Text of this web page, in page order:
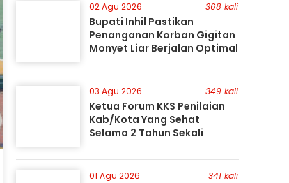
02 Agu 2026 368 kali
Bupati Inhil Pastikan
Penanganan Korban Gigitan
Monyet Liar Berjalan Optimal
03 Agu 2026 349 kali
Ketua Forum KKS Penilaian
Kab/Kota Yang Sehat
Selama 2 Tahun Sekali
01 Agu 2026 341 kali